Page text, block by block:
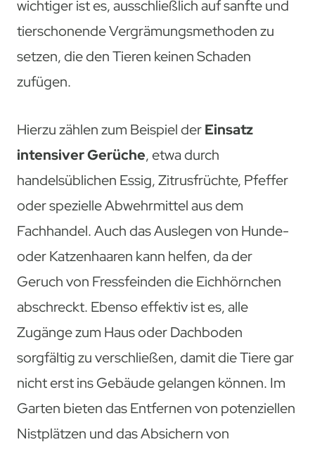
wichtiger ist es, ausschließlich auf sanfte und
tierschonende Vergrämungsmethoden zu
setzen, die den Tieren keinen Schaden
zufügen.
Hierzu zählen zum Beispiel derEinsatz
intensiver Gerüche, etwa durch
handelsüblichen Essig, Zitrusfrüchte, Pfeffer
oder spezielle Abwehrmittel aus dem
Fachhandel. Auch das Auslegen von Hunde-
oder Katzenhaaren kann helfen, da der
Geruch von Fressfeinden die Eichhörnchen
abschreckt. Ebenso effektiv ist es, alle
Zugänge zum Haus oder Dachboden
sorgfältig zu verschließen, damit die Tiere gar
nicht erst ins Gebäude gelangen können. Im
Garten bieten das Entfernen von potenziellen
Nistplätzen und das Absichern von